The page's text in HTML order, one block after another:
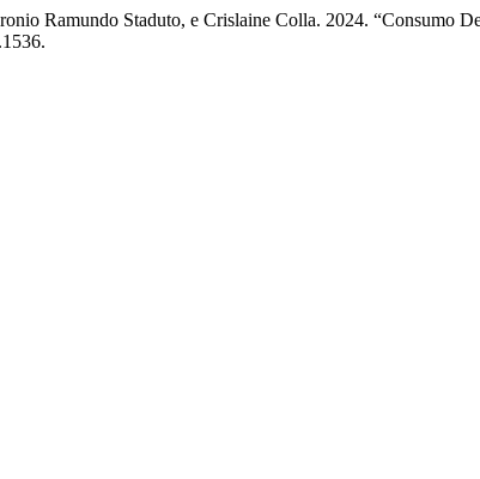
Ramundo Staduto, e Crislaine Colla. 2024. “Consumo